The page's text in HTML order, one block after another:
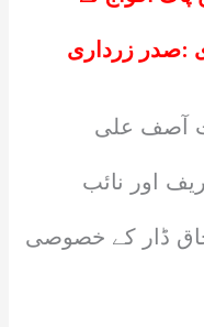
:صدر زرداری
آصف علی
اور نائب
ڈار کے خصوصی